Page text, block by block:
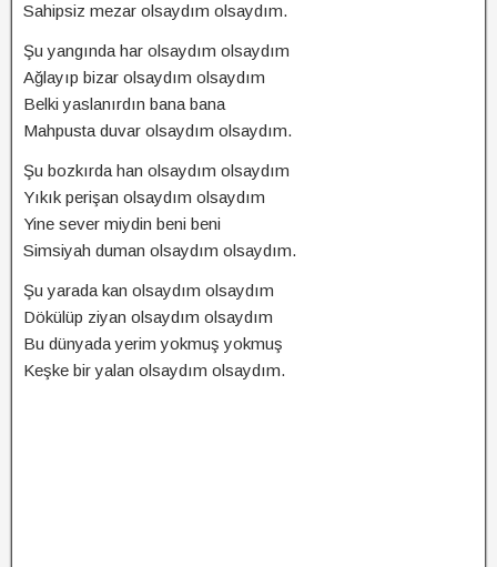
Sahipsiz mezar olsaydım olsaydım.
Şu yangında har olsaydım olsaydım
Ağlayıp bizar olsaydım olsaydım
Belki yaslanırdın bana bana
Mahpusta duvar olsaydım olsaydım.
Şu bozkırda han olsaydım olsaydım
Yıkık perişan olsaydım olsaydım
Yine sever miydin beni beni
Simsiyah duman olsaydım olsaydım.
Şu yarada kan olsaydım olsaydım
Dökülüp ziyan olsaydım olsaydım
Bu dünyada yerim yokmuş yokmuş
Keşke bir yalan olsaydım olsaydım.